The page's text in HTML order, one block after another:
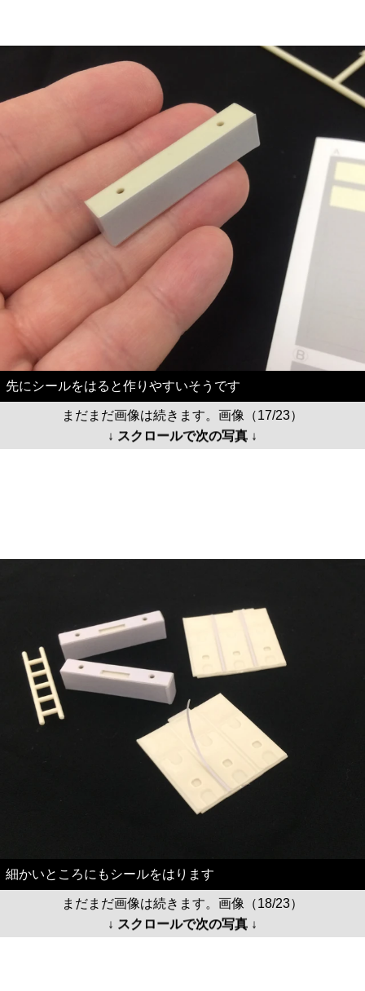
先にシールをはると作りやすいそうです
まだまだ画像は続きます。画像（17/23）
↓ スクロールで次の写真 ↓
細かいところにもシールをはります
まだまだ画像は続きます。画像（18/23）
↓ スクロールで次の写真 ↓